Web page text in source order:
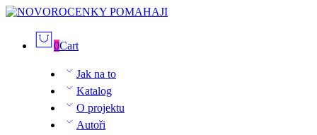
0Cart
Jak na to
Katalog
O projektu
Autoři